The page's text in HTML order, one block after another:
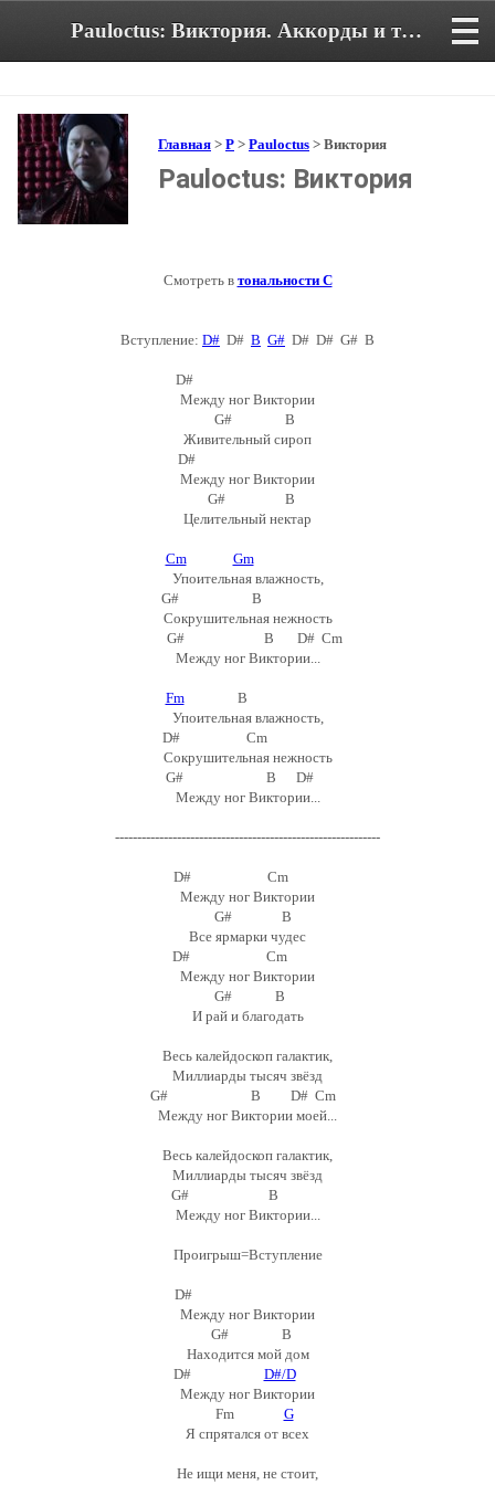
Pauloctus: Виктория. Аккорды и текст песни
Главная > P > Pauloctus > Виктория
Pauloctus: Виктория
Смотреть в тональности C
Вступление: D# D# B G# D# D# G# B
D#
Между ног Виктории
G# B
Живительный сироп
D#
Между ног Виктории
G# B
Целительный нектар
Cm
Gm
Упоительная влажность,
G# B
Сокрушительная нежность
G# B D# Cm
Между ног Виктории...
FmB
Упоительная влажность,
D# Cm
Сокрушительная нежность
G# B D#
Между ног Виктории...
------------------------------------------------------------
D# Cm
Между ног Виктории
G# B
Все ярмарки чудес
D# Cm
Между ног Виктории
G# B
И рай и благодать
Весь калейдоскоп галактик,
Миллиарды тысяч звёзд
G# B D# Cm
Между ног Виктории моей...
Весь калейдоскоп галактик,
Миллиарды тысяч звёзд
G# B
Между ног Виктории...
Проигрыш=Вступление
D#
Между ног Виктории
G# B
Находится мой дом
D# D#/D
Между ног Виктории
Fm G
Я спрятался от всех
Не ищи меня, не стоит,